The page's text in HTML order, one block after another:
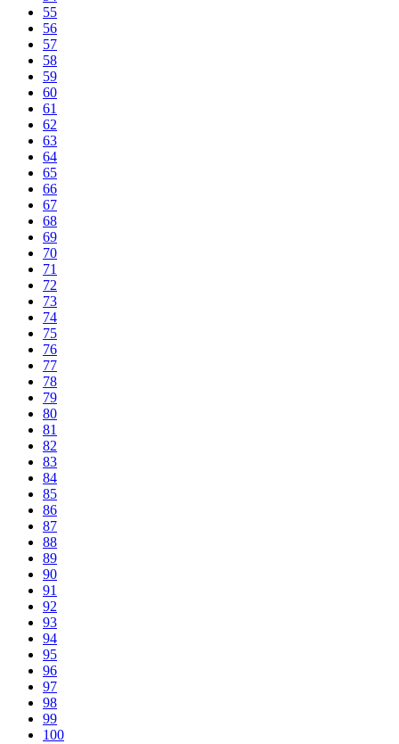
55
56
57
58
59
60
61
62
63
64
65
66
67
68
69
70
71
72
73
74
75
76
77
78
79
80
81
82
83
84
85
86
87
88
89
90
91
92
93
94
95
96
97
98
99
100